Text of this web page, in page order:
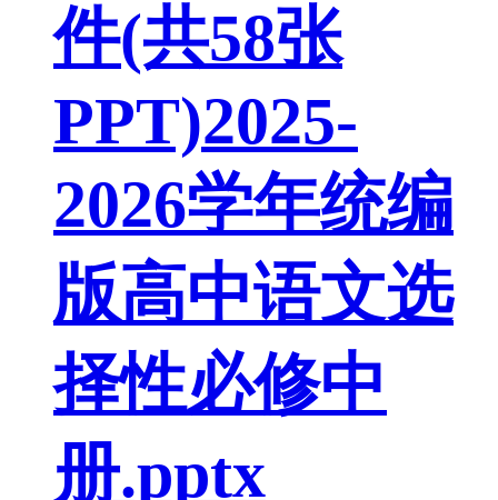
件(共58张
PPT)2025-
2026学年统编
版高中语文选
择性必修中
册.pptx